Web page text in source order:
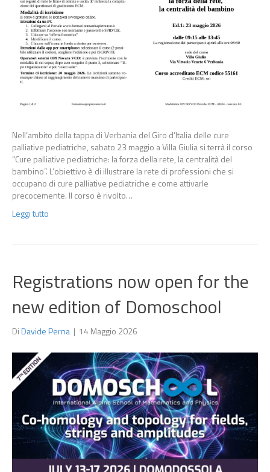
Nell’ambito della tappa di Verbania del Giro d’Italia delle cure
palliative pediatriche, sabato 23 maggio a Villa Giulia si terrà il corso
“Cure palliative pediatriche: la forza della rete, la centralità del
bambino”. L’obiettivo è di illustrare la rete di professioni che si
occupano di cure palliative pediatriche e come attivarle
precocemente. Il corso è rivolto…
Leggi tutto
Registrations now open for the
new edition of Domoschool
DiDavide Perna | 14 Maggio 2026